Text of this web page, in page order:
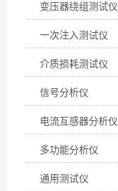
变压器绕组测试仪
一次注入测试仪
介质损耗测试仪
信号分析仪
电流互感器分析仪
多功能分析仪
通用测试仪